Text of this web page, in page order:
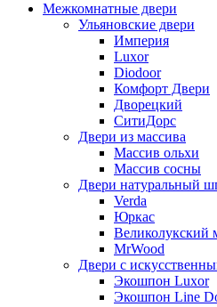
Межкомнатные двери
Ульяновские двери
Империя
Luxor
Diodoor
Комфорт Двери
Дворецкий
СитиДорс
Двери из массива
Массив ольхи
Массив сосны
Двери натуральный
Verda
Юркас
Великолукский
MrWood
Двери с
Экошпон Luxor
Экошпон Line